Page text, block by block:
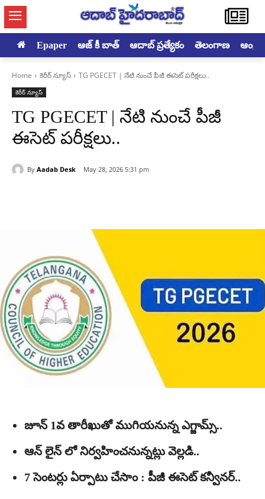
Epaper ఆజ్ కీ బాత్ ఆదాబ్ ప్రత్యేకం తెలంగాణ
Home కెరీర్ న్యూస్ TG PGECET | నేటి నుంచే పీజీ ఈసెట్ పరీక్షలు..
కెరీర్ న్యూస్
TG PGECET | నేటి నుంచే పీజీ
ఈసెట్ పరీక్షలు..
By Aadab Desk May 28, 2026 5:31 pm
జూన్ 1వ తారీఖుతో ముగియనున్న ఎగ్జామ్స్..
ఆన్ లైన్ లో నిర్వహించనున్నట్లు వెల్లడి..
7 సెంటర్లు ఏర్పాటు చేసాం : పీజీ ఈసెట్ కన్వీనర్..